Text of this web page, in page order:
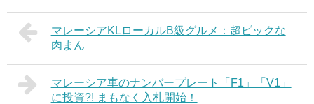
マレーシアKLローカルB級グルメ：超ビックな
肉まん
マレーシア車のナンバープレート「F1」「V1」
に投資?! まもなく入札開始！